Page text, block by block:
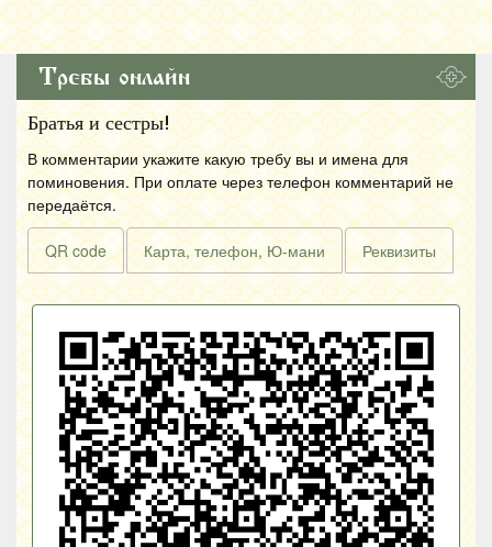
Требы онлайн
Братья и сестры!
В комментарии укажите какую требу вы и имена для
поминовения. При оплате через телефон комментарий не
передаётся.
QR code Карта, телефон, Ю-мани Реквизиты